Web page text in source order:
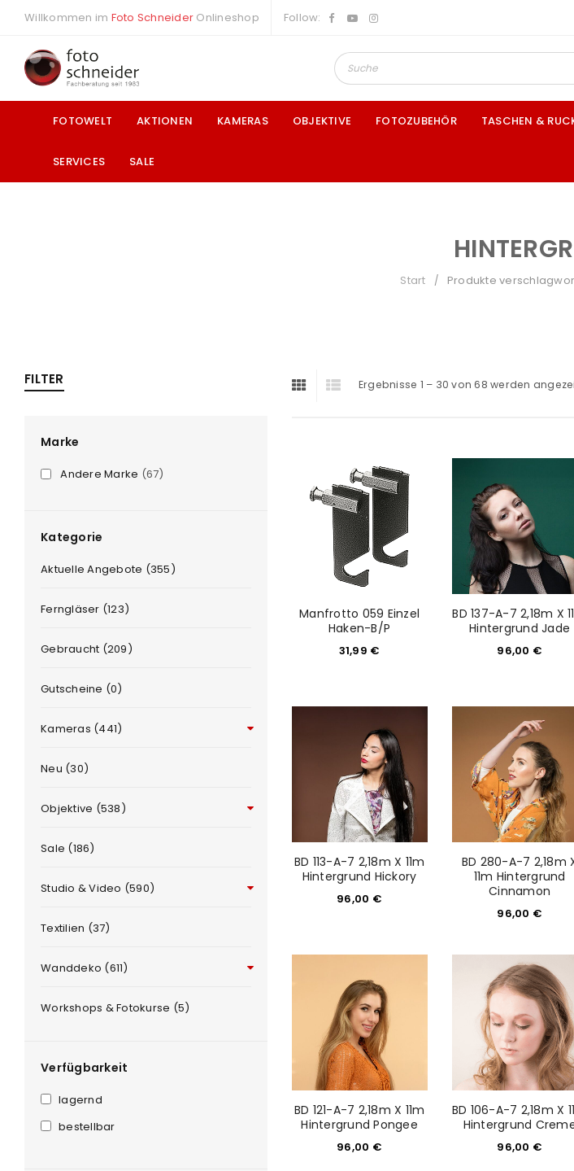
Willkommen im Foto Schneider Onlineshop Follow:
FOTOWELT AKTIONEN KAMERAS OBJEKTIVE FOTOZUBEHÖR TASCHEN &
SERVICES SALE
Start / Produkte
FILTER
Marke
Andere Marke (67)
Kategorie
Aktuelle Angebote (355)
Ferngläser (123)
Gebraucht (209)
Gutscheine (0)
Kameras (441)
Neu (30)
Objektive (538)
Sale (186)
Studio & Video (590)
Textilien (37)
Wanddeko (611)
Workshops & Fotokurse (5)
Verfügbarkeit
lagernd
bestellbar
Ergebnisse 1 – 30 von 68 werden
Manfrotto 059 Einzel
Haken-B/P
31,99 €
BD 137-A-7 2,18m X
Hintergrund Jade
96,00 €
BD 113-A-7 2,18m X 11m
Hintergrund Hickory
96,00 €
BD 280-A-7 2,18m
11m Hintergrund
Cinnamon
96,00 €
BD 121-A-7 2,18m X 11m
Hintergrund Pongee
96,00 €
BD 106-A-7 2,18m X
Hintergrund
96,00 €